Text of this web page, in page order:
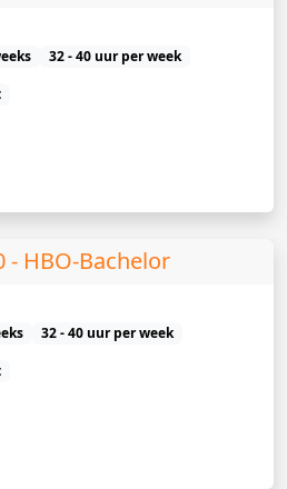
32 - 40 uur per week
- HBO-Bachelor
32 - 40 uur per week